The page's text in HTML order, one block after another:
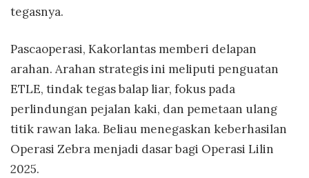
tegasnya.
Pascaoperasi, Kakorlantas memberi delapan
arahan. Arahan strategis ini meliputi penguatan
ETLE, tindak tegas balap liar, fokus pada
perlindungan pejalan kaki, dan pemetaan ulang
titik rawan laka. Beliau menegaskan keberhasilan
Operasi Zebra menjadi dasar bagi Operasi Lilin
2025.